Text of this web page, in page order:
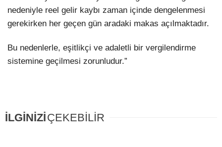
nedeniyle reel gelir kaybı zaman içinde dengelenmesi
gerekirken her geçen gün aradaki makas açılmaktadır.
Bu nedenlerle, eşitlikçi ve adaletli bir vergilendirme
sistemine geçilmesi zorunludur.”
İLGİNİZİÇEKEBİLİR